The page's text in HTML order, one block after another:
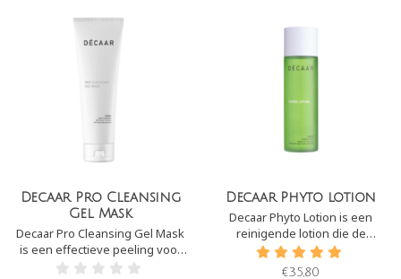
Decaar Pro Cleansing
Gel Mask
Decaar Pro Cleansing Gel Mask
is een effectieve peeling voor
thuis. Het exfolieert de huid
Decaar Phyto lotion
Decaar Phyto Lotion is een
reinigende lotion die de
talgproductie in balans brengt.
Het is geschikt voor een vette
€35,80